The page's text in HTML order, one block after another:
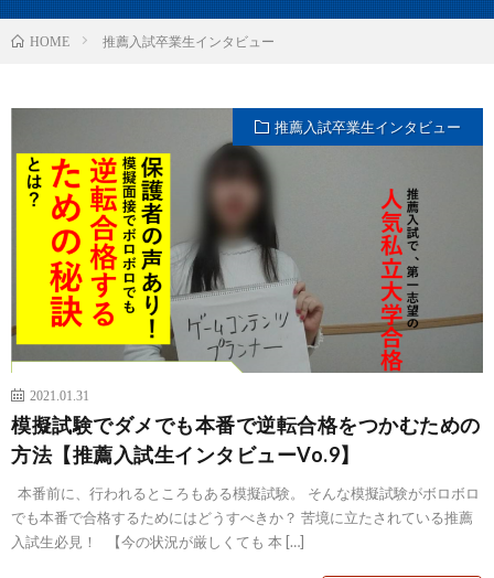
HOME 推薦入試卒業生インタビュー
推薦入試卒業生インタビュー
2021.01.31
模擬試験でダメでも本番で逆転合格をつかむための
方法【推薦入試生インタビューVo.9】
本番前に、行われるところもある模擬試験。 そんな模擬試験がボロボロ
でも本番で合格するためにはどうすべきか？ 苦境に立たされている推薦
入試生必見！ 【今の状況が厳しくても 本 […]